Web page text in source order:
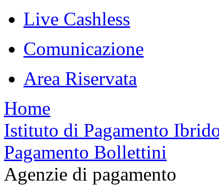
Live Cashless
Comunicazione
Area Riservata
Home
Istituto di Pagamento
Pagamento Bollettini
Agenzie di pagamento